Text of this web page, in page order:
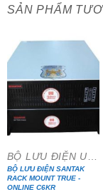
SẢN PHẨM
BỘ LƯU ĐIỆN UPS
BỘ LƯU ĐIỆN SANTAK
RACK MOUNT TRUE -
ONLINE C6KR